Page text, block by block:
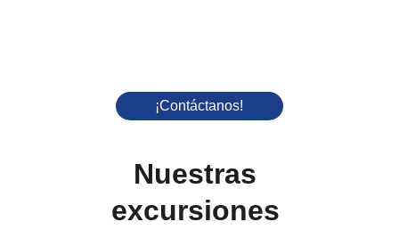
¡Contáctanos!
Nuestras
excursiones